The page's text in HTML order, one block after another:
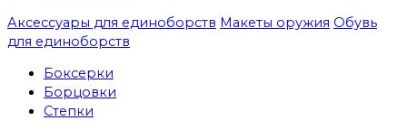
Аксессуары для единоборств Макеты оружия Обувь
для единоборств
Боксерки
Борцовки
Степки